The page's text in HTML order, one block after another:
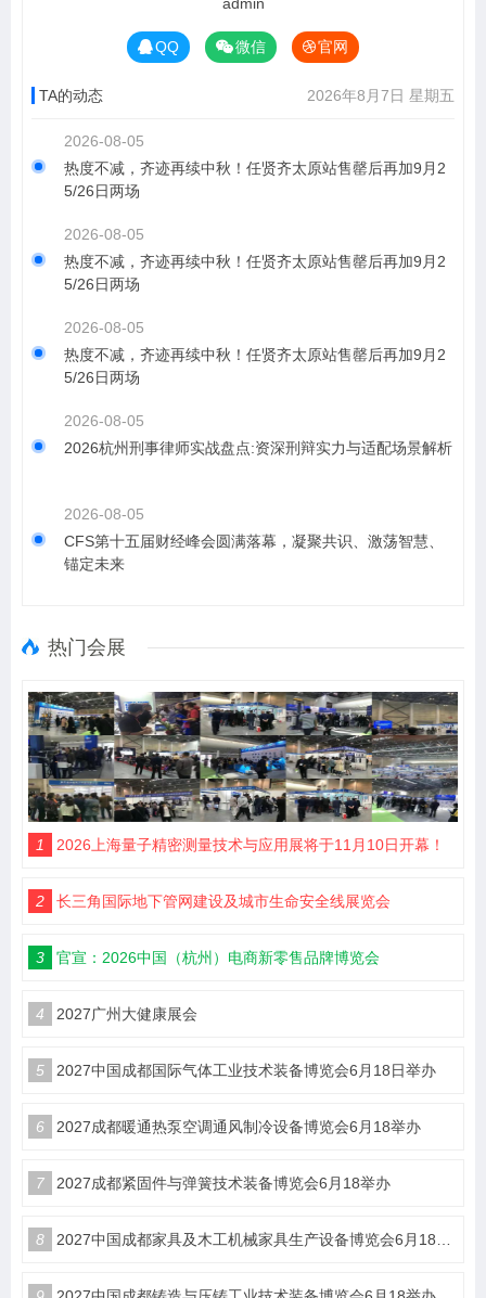
QQ 微信 官网
TA的动态 2026年8月7日 星期五
2026-08-05
热度不减，齐迹再续中秋！任贤齐太原站售罄后再加9月2
5/26日两场
2026-08-05
热度不减，齐迹再续中秋！任贤齐太原站售罄后再加9月2
5/26日两场
2026-08-05
热度不减，齐迹再续中秋！任贤齐太原站售罄后再加9月2
5/26日两场
2026-08-05
2026杭州刑事律师实战盘点:资深刑辩实力与适配场景解析
2026-08-05
CFS第十五届财经峰会圆满落幕，凝聚共识、激荡智慧、
锚定未来
热门会展
1 2026上海量子精密测量技术与应用展将于11月10日开幕！
2 长三角国际地下管网建设及城市生命安全线展览会
3 官宣：2026中国（杭州）电商新零售品牌博览会
4 2027广州大健康展会
5 2027中国成都国际气体工业技术装备博览会6月18日举办
6 2027成都暖通热泵空调通风制冷设备博览会6月18举办
7 2027成都紧固件与弹簧技术装备博览会6月18举办
8 2027中国成都家具及木工机械家具生产设备博览会6月18举办